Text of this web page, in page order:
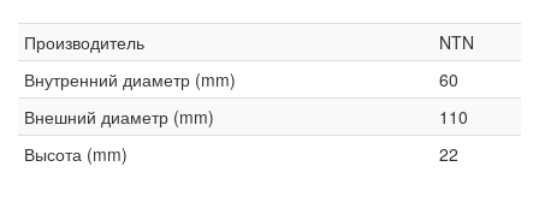
Производитель
NTN
Внутренний диаметр (mm)
60
Внешний диаметр (mm)
110
Высота (mm)
22